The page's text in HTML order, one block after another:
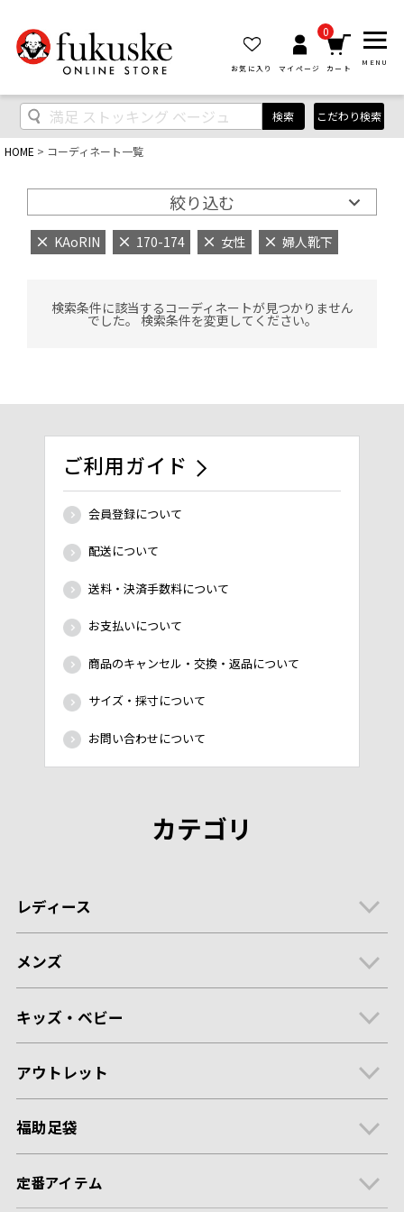
お気に入り マイページ
0
カート
MENU
検索 こだわり検索
HOME コーディネート一覧
絞り込む
KAoRIN 170-174 女性 婦人靴下
検索条件に該当するコーディネートが見つかりません
でした。 検索条件を変更してください。
ご利用ガイド
会員登録について
配送について
送料・決済手数料について
お支払いについて
商品のキャンセル・交換・返品について
サイズ・採寸について
お問い合わせについて
カテゴリ
レディース
メンズ
キッズ・ベビー
アウトレット
福助足袋
定番アイテム